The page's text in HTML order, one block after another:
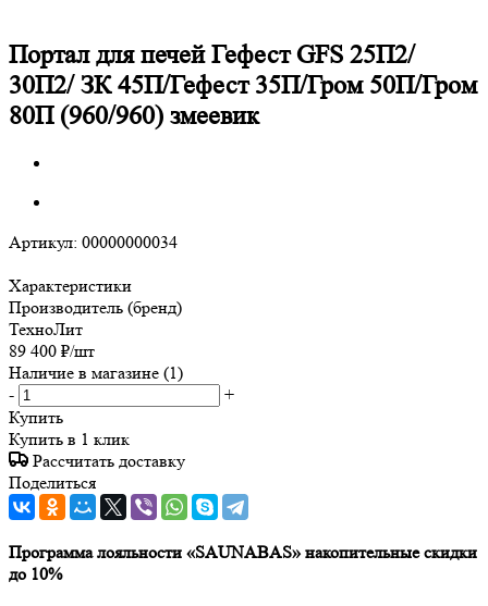
Портал для печей Гефест GFS 25П2/
30П2/ ЗК 45П/Гефест 35П/Гром 50П/Гром
80П (960/960) змеевик
Артикул: 00000000034
Характеристики
Производитель (бренд)
ТехноЛит
89 400 ₽/шт
Наличие в магазине (1)
-
+
Купить
Купить в 1 клик
Рассчитать доставку
Поделиться
Программа лояльности «SAUNABAS» накопительные скидки
до 10%